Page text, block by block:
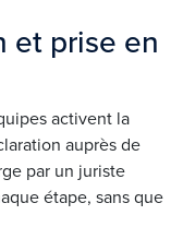
et prise en
activent la
auprès de
par un juriste
étape, sans que